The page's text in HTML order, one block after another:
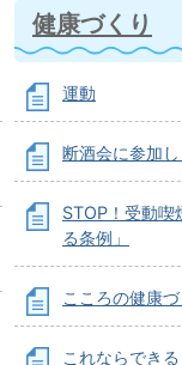
健康づくり
運動
断酒会に参加
STOP！受動喫
る条例」
こころの健康づ
これならでき